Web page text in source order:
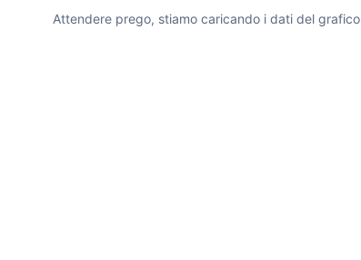
Attendere prego, stiamo caricando i dati del grafico